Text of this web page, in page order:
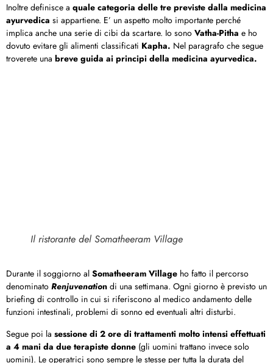
Inoltre definisce a quale categoria delle tre previste dalla medicina
ayurvedica si appartiene. E’ un aspetto molto importante perché
implica anche una serie di cibi da scartare. Io sono Vatha-Pitha e ho
dovuto evitare gli alimenti classificati Kapha. Nel paragrafo che segue
troverete una breve guida ai principi della medicina ayurvedica.
Il ristorante del Somatheeram Village
Durante il soggiorno al Somatheeram Village ho fatto il percorso
denominato Renjuvenation di una settimana. Ogni giorno è previsto un
briefing di controllo in cui si riferiscono al medico andamento delle
funzioni intestinali, problemi di sonno ed eventuali altri disturbi.
Segue poi la sessione di 2 ore di trattamenti molto intensi effettuati
a 4 mani da due terapiste donne (gli uomini trattano invece solo
uomini). Le operatrici sono sempre le stesse per tutta la durata del